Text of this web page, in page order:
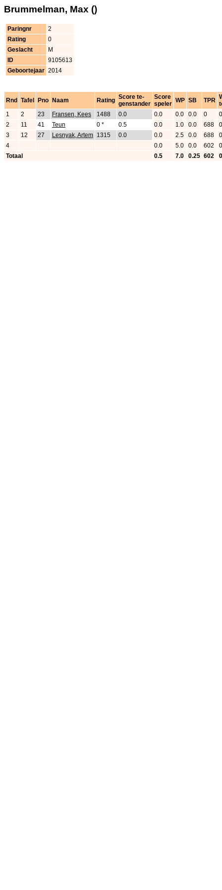
Brummelman, Max ()
Paringnr
2
Rating
0
Geslacht
M
ID
9105613
Geboortejaar 2014
Rnd Tafel Pno Naam Rating Score te-
genstander
Score
speler WP SB TPR
1
2 23 Fransen, Kees 1488 0.0 0.0 0.0 0.0 0
0
2
11 41 Teun 0 * 0.5 0.0 1.0 0.0 688
0
3
12 27 Lesnyak, Artem 1315 0.0 0.0 2.5 0.0 688
0
4
0.0 5.0 0.0 602
0
Totaal
0.5 7.0 0.25 602 0